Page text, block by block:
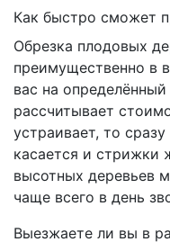
Как быстро сможет
Обрезка плодовых
преимущественно в
вас на
рассчитывает
устраивает, то
касается и стрижки
высотных деревьев
чаще всего в день
Выезжаете ли вы в